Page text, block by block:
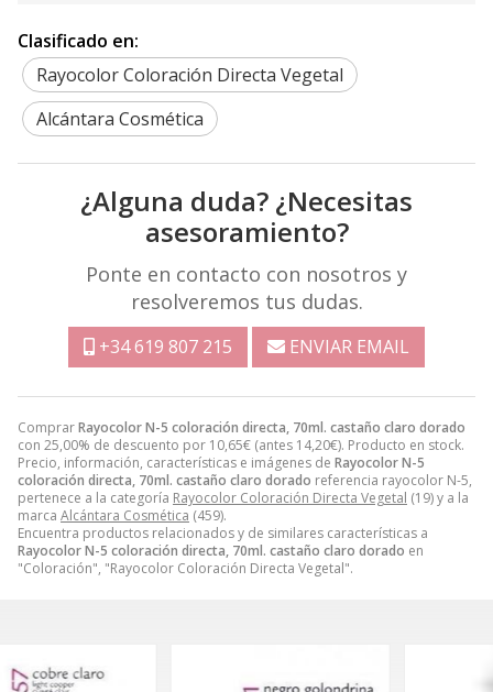
ComprarRayocolor N-5 coloración directa, 70ml. castaño claro dorado
con 25,00% de descuento por 10,65€ (antes 14,20€). Producto en stock.
Precio, información, características e imágenes de Rayocolor N-5
coloración directa, 70ml. castaño claro dorado referencia rayocolor N-5,
pertenece a la categoría Rayocolor Coloración Directa Vegetal (19) y a la
marca Alcántara Cosmética (459).
Encuentra productos relacionados y de similares características a
Rayocolor N-5 coloración directa, 70ml. castaño claro dorado en
"Coloración", "Rayocolor Coloración Directa Vegetal".
Clasificado en:
Rayocolor Coloración Directa Vegetal
Alcántara Cosmética
¿Alguna duda? ¿Necesitas
asesoramiento?
Ponte en contacto con nosotros y
resolveremos tus dudas.
+34 619 807 215 ENVIAR EMAIL